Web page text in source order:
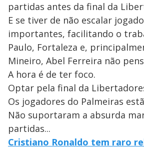
partidas antes da final da
E se tiver de não escalar
importantes, facilitando o
Paulo, Fortaleza e,
Mineiro, Abel Ferreira não
A hora é de ter foco.
Optar pela final da
Os jogadores do Palmeiras
Não suportaram a absurda
partidas...
Cristiano Ronaldo tem raro